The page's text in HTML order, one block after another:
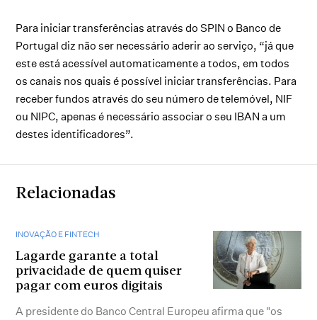
Para iniciar transferências através do SPIN o Banco de
Portugal diz não ser necessário aderir ao serviço, “já que
este está acessível automaticamente a todos, em todos
os canais nos quais é possível iniciar transferências. Para
receber fundos através do seu número de telemóvel, NIF
ou NIPC, apenas é necessário associar o seu IBAN a um
destes identificadores”.
Relacionadas
INOVAÇÃO E FINTECH
Lagarde garante a total
privacidade de quem quiser
pagar com euros digitais
A presidente do Banco Central Europeu afirma que "os